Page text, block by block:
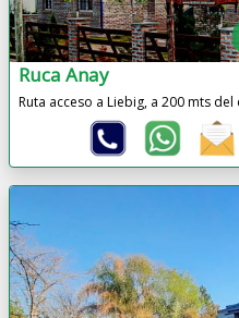
Ruca Anay
Ruta acceso a Liebig, a 200 mts del